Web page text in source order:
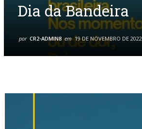
Dia da Bandeira
por CR2-ADMIN8 em 19 DE NOVEMBRO DE 2022